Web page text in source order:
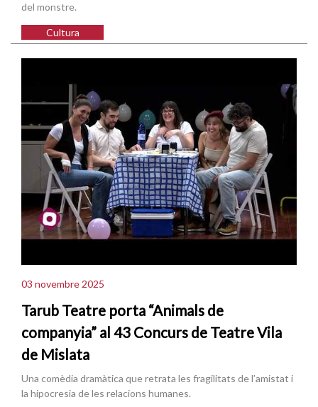
del monstre.
Cultura
03 novembre 2025
Tarub Teatre porta “Animals de
companyia” al 43 Concurs de Teatre Vila
de Mislata
Una comèdia dramàtica que retrata les fragilitats de l’amistat i
la hipocresia de les relacions humanes.